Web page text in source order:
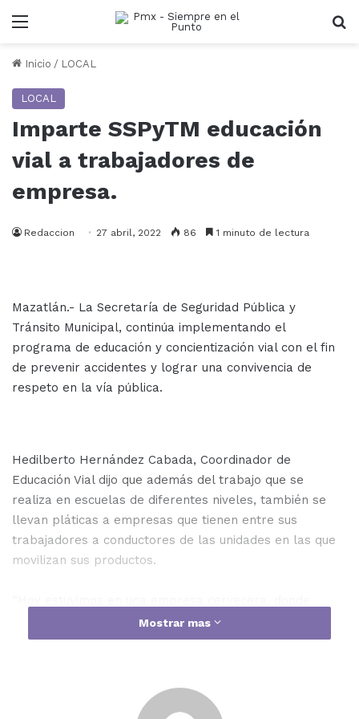
Menu
Inicio / LOCAL
LOCAL
Imparte SSPyTM educación
vial a trabajadores de
empresa.
Redaccion 27 abril, 2022 86 1 minuto de lectura
Mazatlán.- La Secretaría de Seguridad Pública y
Tránsito Municipal, continúa implementando el
programa de educación y concientización vial con el fin
de prevenir accidentes y lograr una convivencia de
respeto en la vía pública.
Hedilberto Hernández Cabada, Coordinador de
Educación Vial dijo que además del trabajo que se
realiza en escuelas de diferentes niveles, también se
llevan pláticas a empresas que tienen entre sus
trabajadores a conductores de las unidades en las que
movilizan sus productos.
dimos una charla sobre manejo defensivo a choferes de
camiones pesados y de reparto. Además de hablarles
Mostrar mas